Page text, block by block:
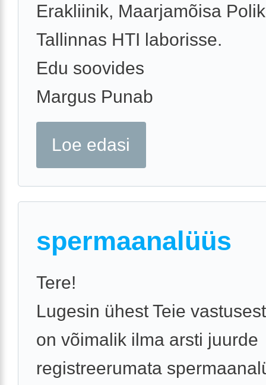
Erakliinik, Maarjamõisa
Tallinnas HTI laborisse.
Edu soovides
Margus Punab
Loe edasi
spermaanalüüs
Tere!
Lugesin ühest Teie
on võimalik ilma arsti juurde
registreerumata